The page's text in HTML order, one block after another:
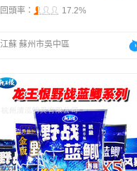
回頭率：
17.2%
江蘇 蘇州市吳中區